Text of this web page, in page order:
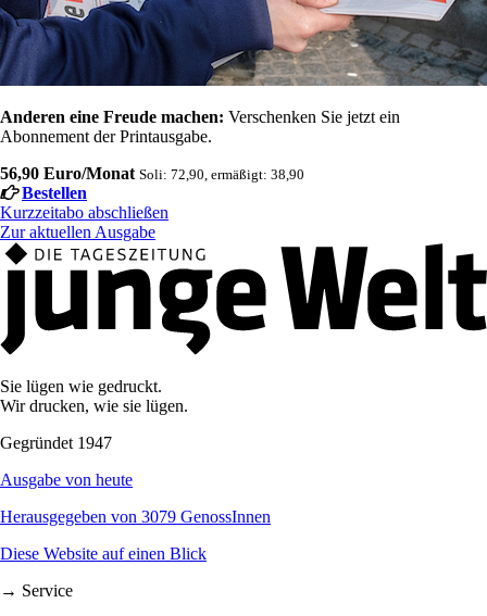
Anderen eine Freude machen: Verschenken Sie jetzt ein
Abonnement der Printausgabe.
56,90 Euro/Monat Soli: 72,90, ermäßigt: 38,90
Bestellen
Kurzzeitabo abschließen
Zur aktuellen Ausgabe
Sie lügen wie gedruckt.
Wir drucken, wie sie lügen.
Gegründet 1947
Ausgabe von heute
Herausgegeben von 3079 GenossInnen
Diese Website auf einen Blick
→ Service